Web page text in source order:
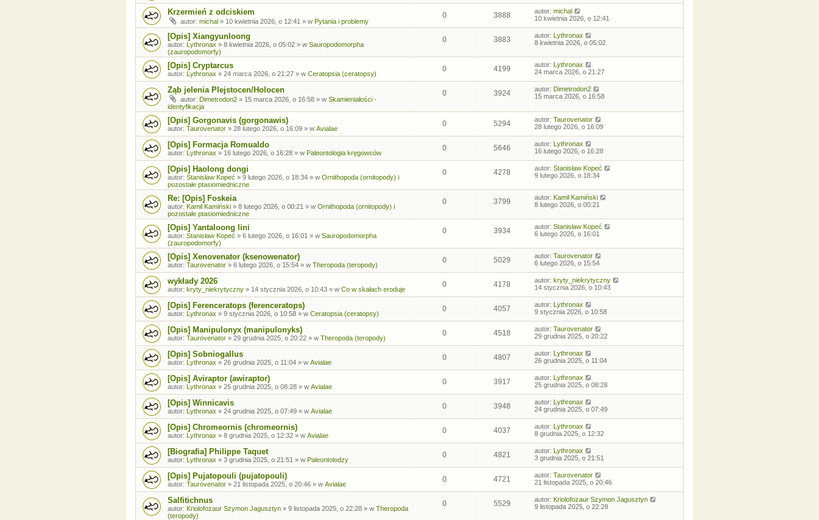
Krzermień z odciskiem
autor: michal » 10 kwietnia 2026, o 12:41 » w Pytania i problemy
0 3888 autor: michal
10 kwietnia 2026, o 12:41
[Opis] Xiangyunloong
autor: Lythronax » 8 kwietnia 2026, o 05:02 » w Sauropodomorpha
(zauropodomorfy)
0 3883 autor: Lythronax
8 kwietnia 2026, o 05:02
[Opis] Cryptarcus
autor: Lythronax » 24 marca 2026, o 21:27 » w Ceratopsia (ceratopsy)
0 4199 autor: Lythronax
24 marca 2026, o 21:27
Ząb jelenia Plejstocen/Holocen
autor: Dimetrodon2 » 15 marca 2026, o 16:58 » w Skamieniałości -
identyfikacja
0 3924 autor: Dimetrodon2
15 marca 2026, o 16:58
[Opis] Gorgonavis (gorgonawis)
autor: Taurovenator » 28 lutego 2026, o 16:09 » w Avialae
0 5294 autor: Taurovenator
28 lutego 2026, o 16:09
[Opis] Formacja Romualdo
autor: Lythronax » 16 lutego 2026, o 16:28 » w Paleontologia kręgowców
0 5646 autor: Lythronax
16 lutego 2026, o 16:28
[Opis] Haolong dongi
autor: Stanisław Kopeć » 9 lutego 2026, o 18:34 » w Ornithopoda (ornitopody) i
pozostałe ptasiomiedniczne
0 4278 autor: Stanisław Kopeć
9 lutego 2026, o 18:34
Re: [Opis] Foskeia
autor: Kamil Kamiński » 8 lutego 2026, o 00:21 » w Ornithopoda (ornitopody) i
pozostałe ptasiomiedniczne
0 3799 autor: Kamil Kamiński
8 lutego 2026, o 00:21
[Opis] Yantaloong lini
autor: Stanisław Kopeć » 6 lutego 2026, o 16:01 » w Sauropodomorpha
(zauropodomorfy)
0 3934 autor: Stanisław Kopeć
6 lutego 2026, o 16:01
[Opis] Xenovenator (ksenowenator)
autor: Taurovenator » 6 lutego 2026, o 15:54 » w Theropoda (teropody)
0 5029 autor: Taurovenator
6 lutego 2026, o 15:54
wykłady 2026
autor: kryty_niekrytyczny » 14 stycznia 2026, o 10:43 » w Co w skałach eroduje
0 4178 autor: kryty_niekrytyczny
14 stycznia 2026, o 10:43
[Opis] Ferenceratops (ferenceratops)
autor: Lythronax » 9 stycznia 2026, o 10:58 » w Ceratopsia (ceratopsy)
0 4057 autor: Lythronax
9 stycznia 2026, o 10:58
[Opis] Manipulonyx (manipulonyks)
autor: Taurovenator » 29 grudnia 2025, o 20:22 » w Theropoda (teropody)
0 4518 autor: Taurovenator
29 grudnia 2025, o 20:22
[Opis] Sobniogallus
autor: Lythronax » 26 grudnia 2025, o 11:04 » w Avialae
0 4807 autor: Lythronax
26 grudnia 2025, o 11:04
[Opis] Aviraptor (awiraptor)
autor: Lythronax » 25 grudnia 2025, o 08:28 » w Avialae
0 3917 autor: Lythronax
25 grudnia 2025, o 08:28
[Opis] Winnicavis
autor: Lythronax » 24 grudnia 2025, o 07:49 » w Avialae
0 3948 autor: Lythronax
24 grudnia 2025, o 07:49
[Opis] Chromeornis (chromeornis)
autor: Lythronax » 8 grudnia 2025, o 12:32 » w Avialae
0 4037 autor: Lythronax
8 grudnia 2025, o 12:32
[Biografia] Philippe Taquet
autor: Lythronax » 3 grudnia 2025, o 21:51 » w Paleontolodzy
0 4821 autor: Lythronax
3 grudnia 2025, o 21:51
[Opis] Pujatopouli (pujatopouli)
autor: Taurovenator » 21 listopada 2025, o 20:46 » w Avialae
0 4721 autor: Taurovenator
21 listopada 2025, o 20:46
Salfitichnus
autor: Kriolofozaur Szymon Jagusztyn » 9 listopada 2025, o 22:28 » w Theropoda
(teropody)
0 5529 autor: Kriolofozaur Szymon Jagusztyn
9 listopada 2025, o 22:28